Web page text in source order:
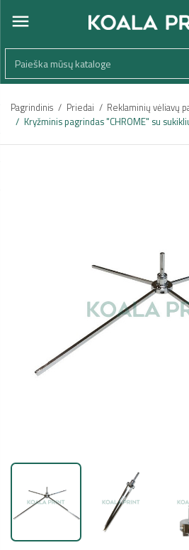
Pagrindinis Priedai
Reklaminių vėliavų
Kryžminis pagrindas "CHROME" su